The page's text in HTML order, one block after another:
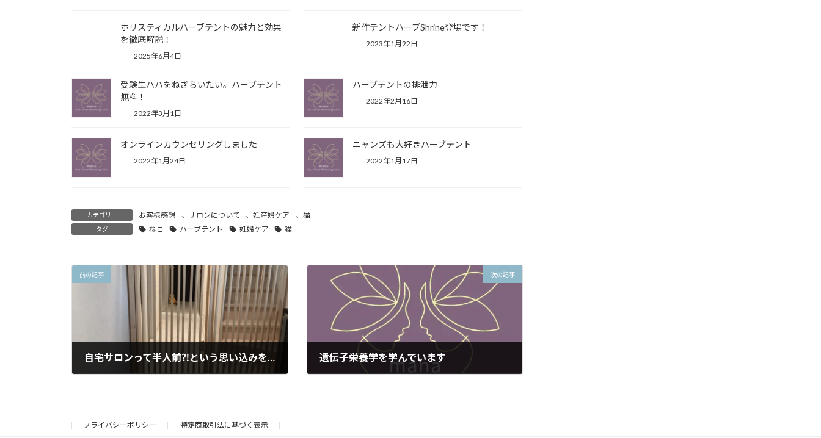
ホリスティカルハーブテントの魅力と効果
を徹底解説！
2025年6月4日
新作テントハーブShrine登場です！
2023年1月22日
受験生ハハをねぎらいたい。ハーブテント
無料！
2022年3月1日
ハーブテントの排泄力
2022年2月16日
オンラインカウンセリングしました
2022年1月24日
ニャンズも大好きハーブテント
2022年1月17日
カテゴリー お客様感想 、 サロンについて 、妊産婦ケア 、 猫
タグ ねこ ハーブテント 妊婦ケア 猫
前の記事
自宅サロンって半人前⁈という思い込みを手放します。
次の記事
遺伝子栄養学を学んでいます
プライバシーポリシー 特定商取引法に基づく表示